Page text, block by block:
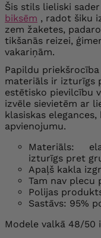
Šis stils lieliski
biksēm , radot šiku
zem žaketes,
tikšanās reizei,
vakariņām.
Papildu
materiāls ir izturīgs
estētisko pievilcību
izvēle sievietēm ar
klasiskas
apvienojumu.
Materiāls:
izturīgs pret
Apaļš kakla
Tam nav plecu
Polijas
Sastāvs: 95%
Modele valkā 48/50